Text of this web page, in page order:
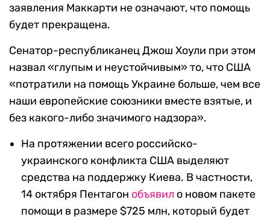
заявления Маккарти не означают, что помощь
будет прекращена.
Сенатор-республиканец Джош Хоули при этом
назвал «глупым и неустойчивым» то, что США
«потратили на помощь Украине больше, чем все
наши европейские союзники вместе взятые, и
без какого-либо значимого надзора».
На протяжении всего российско-
украинского конфликта США выделяют
средства на поддержку Киева. В частности,
14 октября Пентагон объявил о новом пакете
помощи в размере $725 млн, который будет